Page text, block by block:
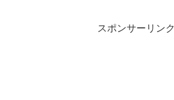
スポンサーリンク